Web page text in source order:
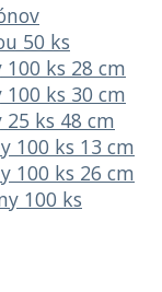
50 ks
ks 28 cm
ks 30 cm
ks 48 cm
100 ks 13 cm
100 ks 26 cm
100 ks